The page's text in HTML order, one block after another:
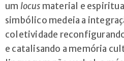
um locus material e
simbólico medeia a
coletividade
e catalisando a memória